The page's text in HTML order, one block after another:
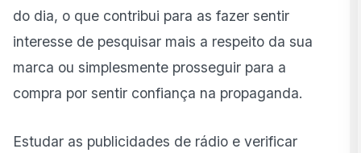
do dia, o que contribui para as fazer sentir
interesse de pesquisar mais a respeito da sua
marca ou simplesmente prosseguir para a
compra por sentir confiança na propaganda.
Estudar as publicidades de rádio e verificar